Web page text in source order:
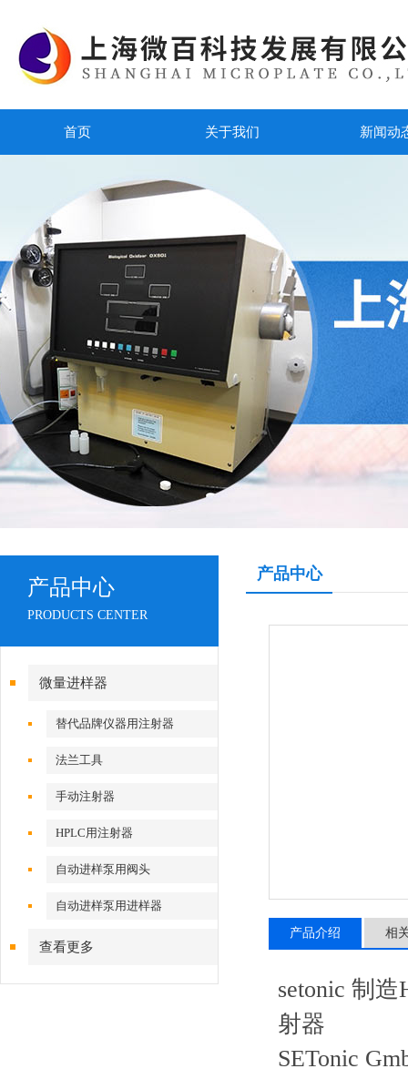
首页 关于我们 新闻动
产品中心
PRODUCTS CENTER
微量进样器
替代品牌仪器用注射器
法兰工具
手动注射器
HPLC用注射器
自动进样泵用阀头
自动进样泵用进样器
查看更多
产品中心
产品介绍 相
setonic 制
射器
SETonic